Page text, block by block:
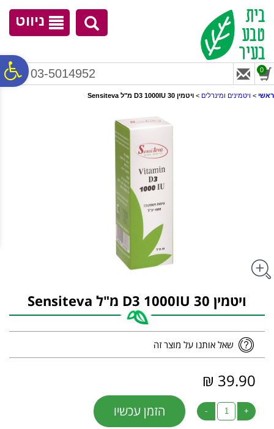
נגישות
ניווט
03-5014952 0
ראשי > ויטמינים ומינרלים > ויטמין D3 1000IU 30 מ"ל Sensiteva
ויטמין D3 1000IU 30 מ"ל Sensiteva
שאל אותנו על מוצר זה
39.90 ₪
+
- הזמן עכשיו